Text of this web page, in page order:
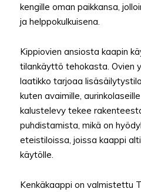
kengille oman paikkansa,
ja helppokulkuisena.
Kippiovien ansiosta kaapin
tilankäyttö tehokasta. Ovien
laatikko tarjoaa
kuten avaimille,
kalustelevy tekee
puhdistamista, mikä on
eteistiloissa, joissa kaappi
käytölle.
Kenkäkaappi on valmistettu